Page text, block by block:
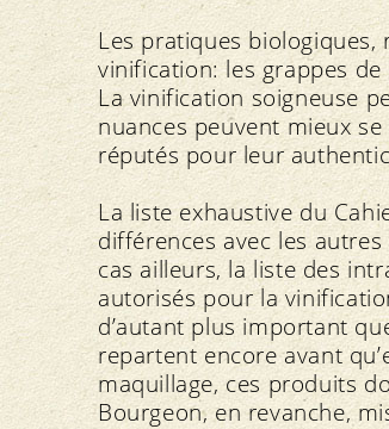
Les pratiques biologiques,
vinification: les grappes
La vinification soigneuse
nuances peuvent mieux
réputés pour leur
La liste exhaustive du
différences avec les
cas ailleurs, la liste des
autorisés pour la
d’autant plus important
repartent encore avant
maquillage, ces produits
Bourgeon, en revanche,